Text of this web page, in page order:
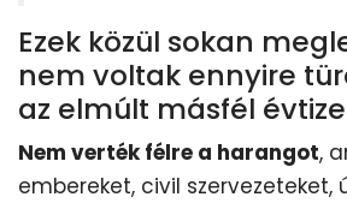
Ezek közül sokan
nem voltak ennyire
az elmúlt másfél
Nem verték félre a harangot,
embereket, civil szervezeteket,